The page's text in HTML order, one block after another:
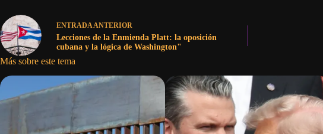
ENTRADAANTERIOR
Lecciones de la Enmienda Platt: la oposición
cubana y la lógica de Washington"
Más sobre este tema